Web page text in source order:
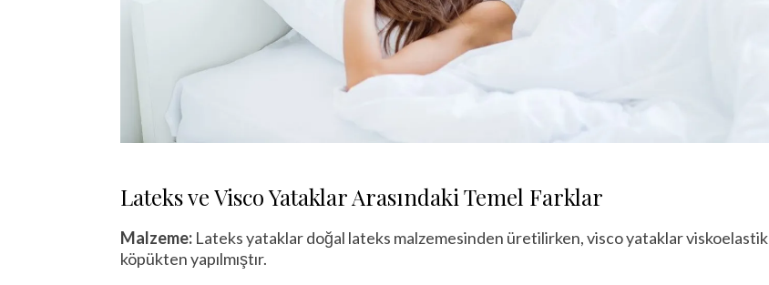
Lateks ve Visco Yataklar Arasındaki Temel Farklar
Malzeme: Lateks yataklar doğal lateks malzemesinden üretilirken, visco yataklar viskoelastik
köpükten yapılmıştır.